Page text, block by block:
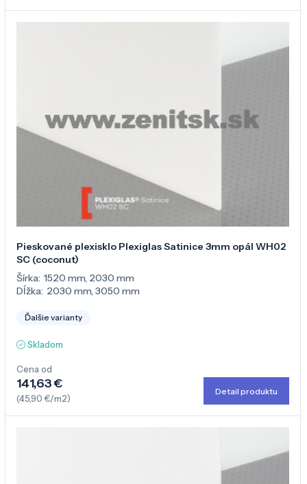
Pieskované plexisklo Plexiglas Satinice 3mm opál WH02
SC (coconut)
Šírka: 1520 mm, 2030 mm
Dĺžka: 2030 mm,3050 mm
Ďalšie varianty
Skladom
Cena od
141,63 €
(45,90 €/m2)
Detail produktu